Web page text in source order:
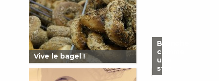
Vive le bagel !
Brunchez
comme
une
star